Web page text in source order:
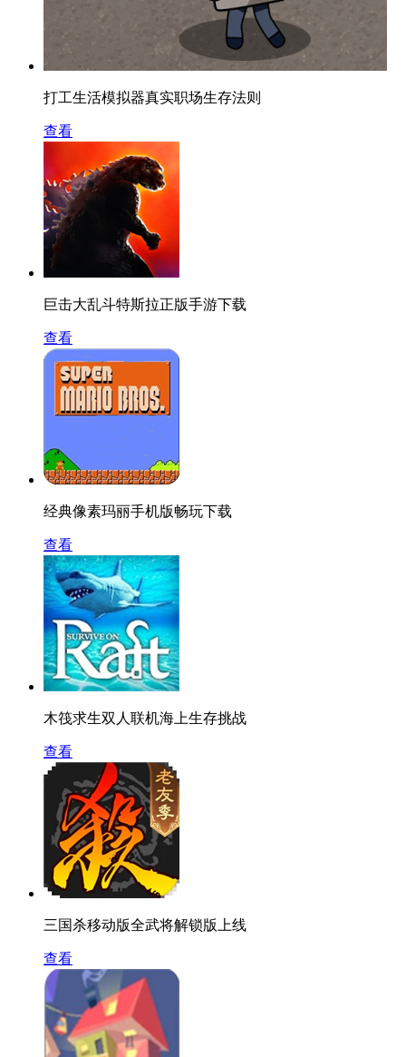
打工生活模拟器真实职场生存法则
查看
巨击大乱斗特斯拉正版手游下载
查看
经典像素玛丽手机版畅玩下载
查看
木筏求生双人联机海上生存挑战
查看
三国杀移动版全武将解锁版上线
查看